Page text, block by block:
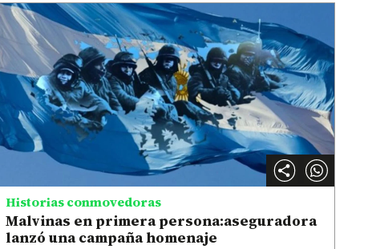
Historias conmovedoras
Malvinas en primera persona:aseguradora
lanzó una campaña homenaje